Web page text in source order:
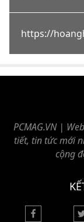
https://
PCMAG.VN |
tiết, tin tức mới
cộng